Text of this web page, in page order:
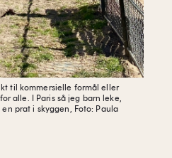
til kommersielle formål eller
alle. I Paris så jeg barn leke,
prat i skyggen,
Foto: Paula